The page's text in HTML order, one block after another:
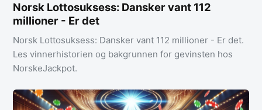
Norsk Lottosuksess: Dansker vant 112
millioner - Er det
Norsk Lottosuksess: Dansker vant 112 millioner - Er det.
Les vinnerhistorien og bakgrunnen for gevinsten hos
NorskeJackpot.